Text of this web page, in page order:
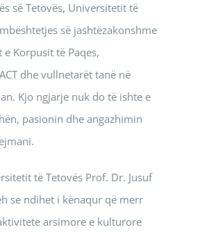
së Tetovës, Universitetit të
së jashtëzakonshme
Korpusit të Paqes,
dhe vullnetarët tanë në
Kjo ngjarje nuk do të ishte e
pasionin dhe angazhimin
të Tetovës Prof. Dr. Jusuf
se ndihet i kënaqur që merr
arsimore e kulturore